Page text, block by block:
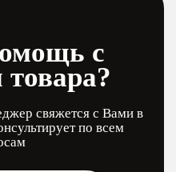
с
свяжется с Вами в
по всем